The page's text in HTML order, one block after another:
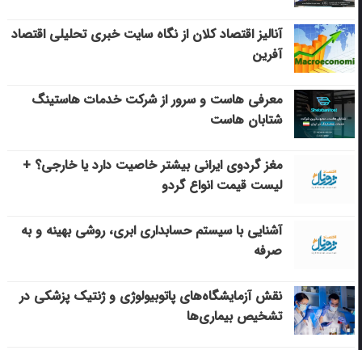
آنالیز اقتصاد کلان از نگاه سایت خبری تحلیلی اقتصاد
آفرین
معرفی هاست و سرور از شرکت خدمات هاستینگ
شتابان هاست
مغز گردوی ایرانی بیشتر خاصیت دارد یا خارجی؟ +
لیست قیمت انواع گردو
آشنایی با سیستم حسابداری ابری، روشی بهینه و به
صرفه
نقش آزمایشگاه‌های پاتوبیولوژی و ژنتیک پزشکی در
تشخیص بیماری‌ها